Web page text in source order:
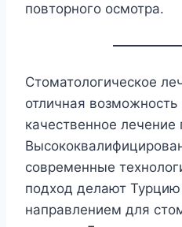
повторного осмотра.
Стоматологическое
отличная возможность
качественное лечение
современные
подход делают
направлением для